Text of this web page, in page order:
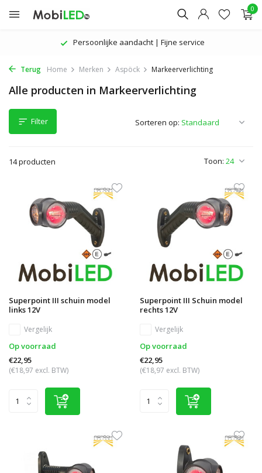
0
Persoonlijke aandacht | Fijne service
Terug Home Merken Aspöck Markeerverlichting
Alle producten in Markeerverlichting
Filter
14 producten Toon:
Sorteren op:
Superpoint III schuin model
links 12V
Vergelijk
Op voorraad
€22,95
(€18,97 excl. BTW)
Superpoint III Schuin model
rechts 12V
Vergelijk
Op voorraad
€22,95
(€18,97 excl. BTW)